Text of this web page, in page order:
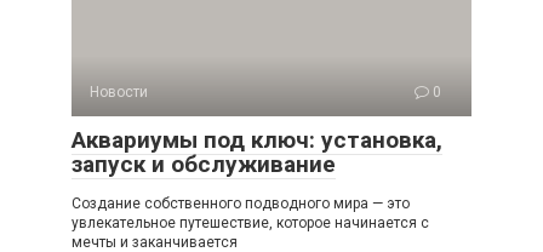
Новости 0
Аквариумы под ключ: установка,
запуск и обслуживание
Создание собственного подводного мира — это
увлекательное путешествие, которое начинается с
мечты и заканчивается